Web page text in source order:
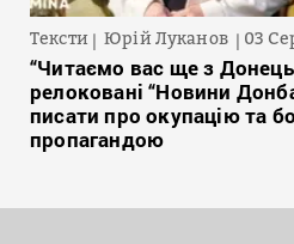
Тексти Юрій Луканов 03
“Читаємо вас ще з
релоковані “Новини
писати про окупацію та
пропагандою